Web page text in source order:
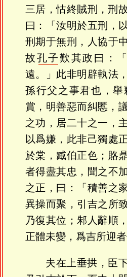
三居，怙終賊刑，刑
曰：「汝明於五刑，
刑期于無刑，人協于
故孔子歎其政曰：「
遠。」此非明辟執法
孫行父之事君也，舉
賞，明善惡而糾慝，
之功，居二十之一，
以爲嫌，此非己獨處
於棠，臧伯正色；賂
者得盡其忠，聞之不
之正，曰：「積善之
異操而聚，引吉之所
乃復其位；邾人辭順
正體未變，爲吉所迎者
夫在上垂拱，臣